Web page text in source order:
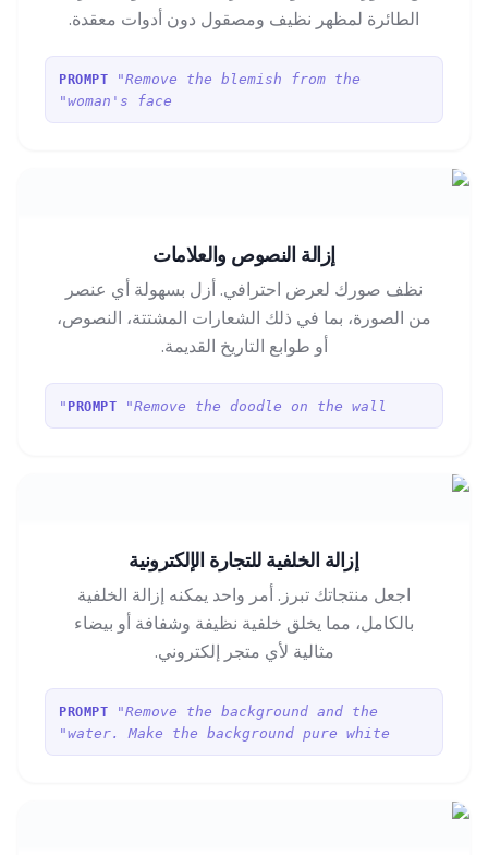
الطائرة لمظهر نظيف ومصقول دون أدوات معقدة.
PROMPT"Remove the blemish from the
woman's face"
إزالة النصوص والعلامات
نظف صورك لعرض احترافي. أزل بسهولة أي عنصر
من الصورة، بما في ذلك الشعارات المشتتة، النصوص،
أو طوابع التاريخ القديمة.
PROMPT"Remove the doodle on the wall"
إزالة الخلفية للتجارة الإلكترونية
اجعل منتجاتك تبرز. أمر واحد يمكنه إزالة الخلفية
بالكامل، مما يخلق خلفية نظيفة وشفافة أو بيضاء
مثالية لأي متجر إلكتروني.
PROMPT"Remove the background and the
water. Make the background pure white"